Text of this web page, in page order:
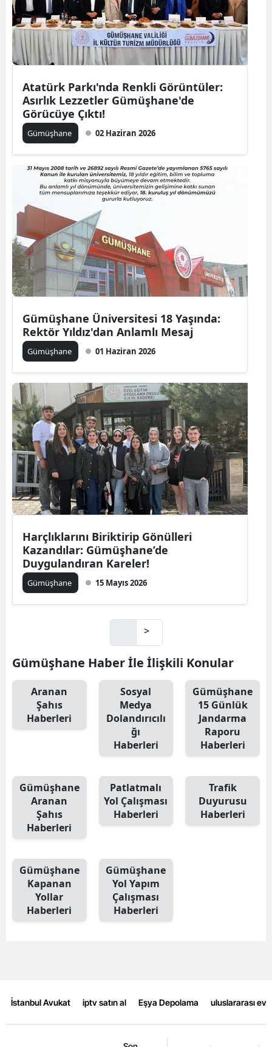
Atatürk Parkı'nda Renkli Görüntüler:
Asırlık Lezzetler Gümüşhane'de
Görücüye Çıktı!
Gümüşhane 02 Haziran 2026
Gümüşhane Üniversitesi 18 Yaşında:
Rektör Yıldız'dan Anlamlı Mesaj
Gümüşhane 01 Haziran 2026
Harçlıklarını Biriktirip Gönülleri
Kazandılar: Gümüşhane’de
Duygulandıran Kareler!
Gümüşhane 15 Mayıs 2026
>
Gümüşhane Haber İle İlişkili Konular
Aranan
Şahıs
Haberleri
Sosyal
Medya
Dolandırıcılı
ğı
Haberleri
Gümüşhane
15 Günlük
Jandarma
Raporu
Haberleri
Gümüşhane
Aranan
Şahıs
Haberleri
Patlatmalı
Yol Çalışması
Haberleri
Trafik
Duyurusu
Haberleri
Gümüşhane
Kapanan
Yollar
Haberleri
Gümüşhane
Yol Yapım
Çalışması
Haberleri
İstanbul Avukat iptv satın al Eşya Depolama uluslararası